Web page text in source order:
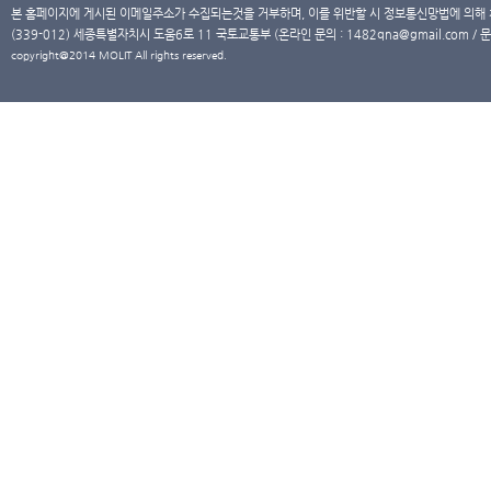
본 홈페이지에 게시된 이메일주소가 수집되는것을 거부하며, 이를 위반할 시 정보통신망법에 의
(339-012) 세종특별자치시 도움6로 11 국토교통부 (온라인 문의 : 1482qna@gmail.com /
copyright@2014 MOLIT All rights reserved.